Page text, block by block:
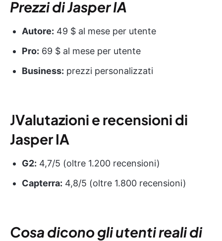
Prezzi di Jasper IA
Autore: 49 $ al mese per utente
Pro: 69 $ al mese per utente
Business: prezzi personalizzati
JValutazioni e recensioni di
Jasper IA
G2: 4,7/5 (oltre 1.200 recensioni)
Capterra: 4,8/5 (oltre 1.800 recensioni)
Cosa dicono gli utenti reali di